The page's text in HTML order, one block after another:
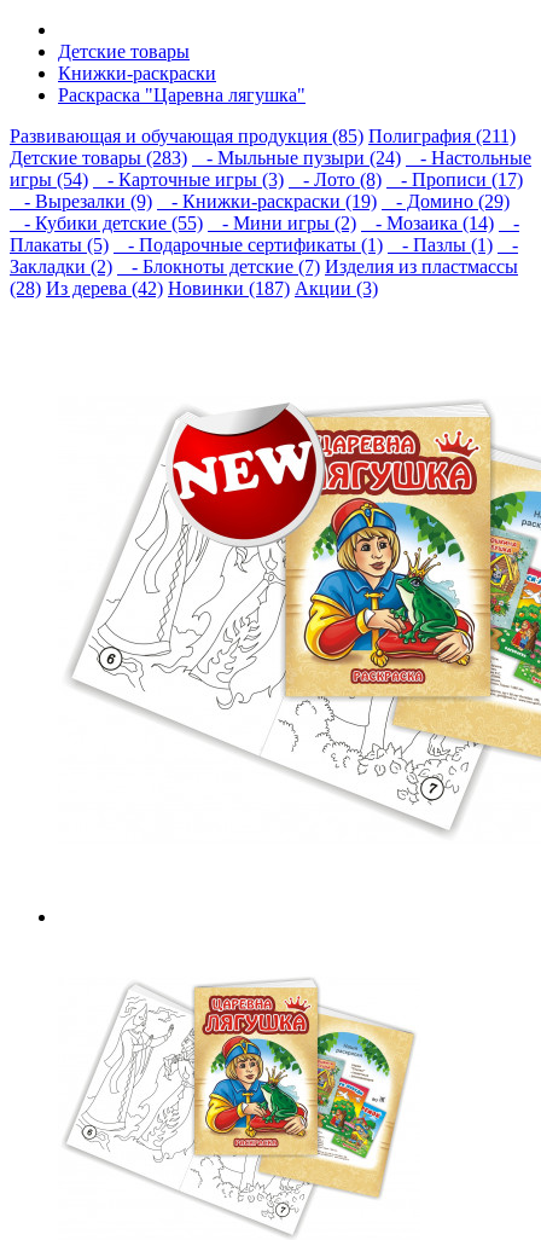
Детские товары
Книжки-раскраски
Раскраска "Царевна лягушка"
Развивающая и обучающая продукция (85) Полиграфия (211)
Детские товары (283)
- Мыльные пузыри (24)
- Настольные
игры (54)
- Карточные игры (3) - Лото (8)
- Прописи (17)
- Вырезалки (9)
- Книжки-раскраски (19)
- Домино (29)
- Кубики детские (55)
- Мини игры (2) - Мозаика (14)
-
Плакаты (5)
- Подарочные сертификаты (1) - Пазлы (1)
-
Закладки (2)
- Блокноты детские (7) Изделия из пластмассы
(28) Из дерева (42) Новинки (187) Акции (3)